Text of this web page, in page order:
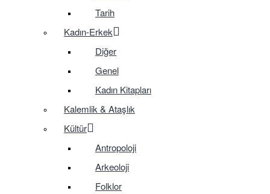
Tarih
Kadın-Erkek
Diğer
Genel
Kadın Kitapları
Kalemlik & Ataşlık
Kültür
Antropoloji
Arkeoloji
Folklor